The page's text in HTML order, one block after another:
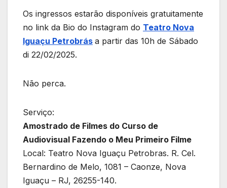
Os ingressos estarão disponíveis gratuitamente
no link da Bio do Instagram do Teatro Nova
Iguaçu Petrobrás a partir das 10h de Sábado
di 22/02/2025.
Não perca.
Serviço:
Amostrado de Filmes do Curso de
Audiovisual Fazendo o Meu Primeiro Filme
Local: Teatro Nova Iguaçu Petrobras. R. Cel.
Bernardino de Melo, 1081 – Caonze, Nova
Iguaçu – RJ, 26255-140.